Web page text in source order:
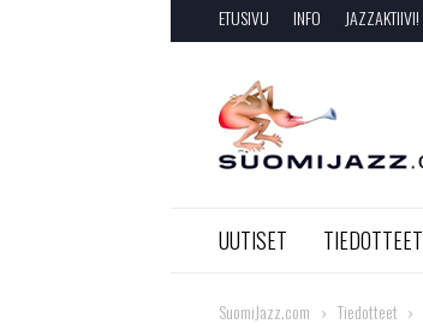
ETUSIVU INFO JAZZAKTIIVI!
SuomiJazz.com
UUTISET TIEDOTTEET
SuomiJazz.com Tiedotteet